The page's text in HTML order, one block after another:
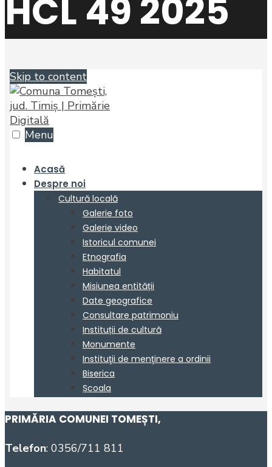
HCL 49 2025
PRIMĂRIA COMUNEI TOMEȘTI,
Telefon: 0356/711 811